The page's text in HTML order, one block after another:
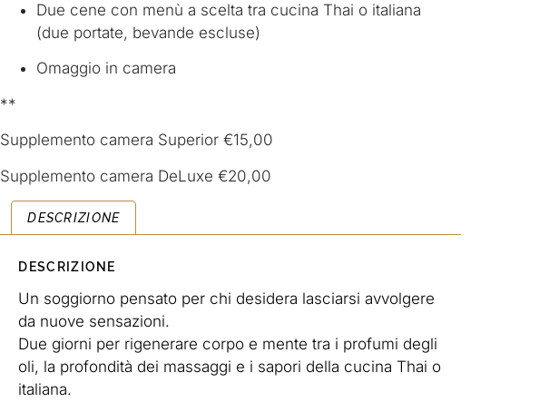
Due cene con menù a scelta tra cucina Thai o italiana
(due portate, bevande escluse)
Omaggio in camera
**
Supplemento camera Superior €15,00
Supplemento camera DeLuxe €20,00
DESCRIZIONE
DESCRIZIONE
Un soggiorno pensato per chi desidera lasciarsi avvolgere
da nuove sensazioni.
Due giorni per rigenerare corpo e mente tra i profumi degli
oli, la profondità dei massaggi e i sapori della cucina Thai o
italiana.